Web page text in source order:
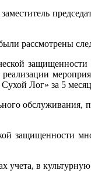
рассмотрены
Сухой
обслуживания,
учета, в